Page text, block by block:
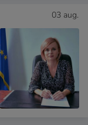
03 aug.